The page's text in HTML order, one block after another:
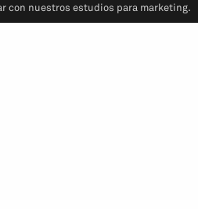
con nuestros estudios para marketing.